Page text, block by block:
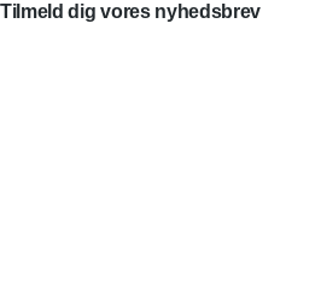
Tilmeld dig vores nyhedsbrev